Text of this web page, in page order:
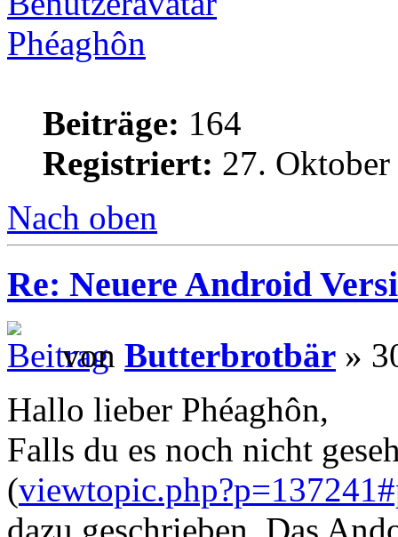
Phéaghôn
Beiträge: 164
Registriert: 27.
Nach oben
Re: Neuere Android
von Butterbrotbär »
Hallo lieber Phéaghôn,
Falls du es noch nicht
(